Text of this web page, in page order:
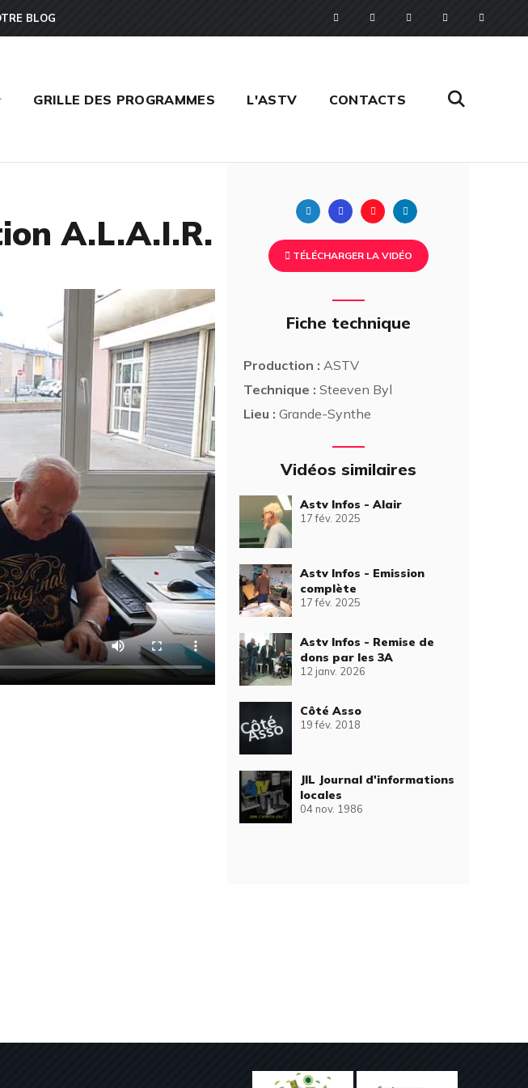
BLOG
GRILLE DES PROGRAMMES L'ASTV CONTACTS
A.L.A.I.R.
Twitter FacebookPinterest
TÉLÉCHARGER LA VIDÉO
Fiche technique
Production : ASTV
Technique : Steeven Byl
Lieu : Grande-Synthe
Vidéos similaires
Astv Infos - Alair
17 fév. 2025
Astv Infos - Emission
complète
17 fév. 2025
Astv Infos - Remise de
dons par les 3A
12 janv. 2026
Côté Asso
19 fév. 2018
JIL Journal d'informations
locales
04 nov. 1986